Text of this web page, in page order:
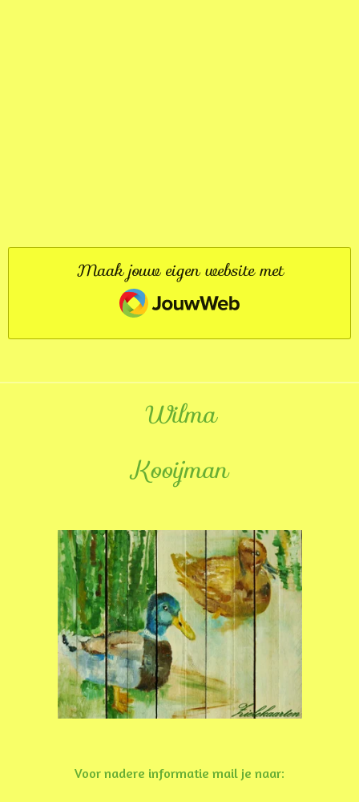
Maak jouw eigen website met
JouwWeb
Wilma
Kooijman
Voor nadere informatie mail je naar: